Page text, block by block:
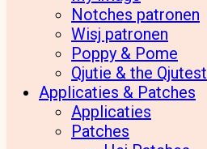
Notches patronen
Wisj patronen
Poppy & Pome
Qjutie & the Qjutest
Applicaties & Patches
Applicaties
Patches